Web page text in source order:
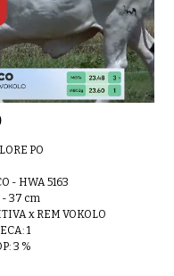
PO
- HWA 5163
- 37 cm
x REM VOKOLO
1
3 %